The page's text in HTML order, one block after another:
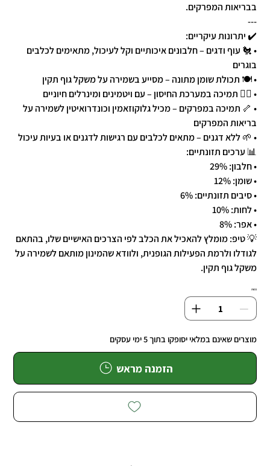
בבריאות המפרקים.
---
✔️ יתרונות עיקריים:
• 🐔 עוף ודגים – חלבונים איכותיים וקל לעיכול, מתאימים לכלבים
בוגרים
• 🍽️ תכולת שומן מתונה – מסייע בשמירה על משקל גוף תקין
• 🧑‍⚕️ תמיכה במערכת החיסון – עם ויטמינים ומינרלים חיוניים
• 🦴 תמיכה במפרקים – מכיל גלוקוזאמין וכונדרואיטין לשמירה על
בריאות המפרקים
• 🌱 ללא דגנים – מתאים לכלבים עם רגישות לדגנים או בעיות עיכול
📊 ערכים תזונתיים:
• חלבון: 29%
• שומן: 12%
• סיבים תזונתיים: 6%
• לחות: 10%
• אפר: 8%
💡 טיפ: מומלץ להאכיל את הכלב לפי הצרכים האישיים שלו, בהתאם
לגודלו ולרמת הפעילות הגופנית, ולוודא שהמינון מותאם לשמירה על
משקל גוף תקין.
כמות
מוצרים שאינם במלאי יסופקו בתוך 5 ימי עסקים
הזמנה מראש